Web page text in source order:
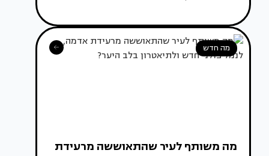
מה חדש
מה משותף לעיר שהתאוששה מרעידת